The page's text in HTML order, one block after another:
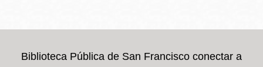
navegación
Biblioteca Pública de San Francisco conectar a